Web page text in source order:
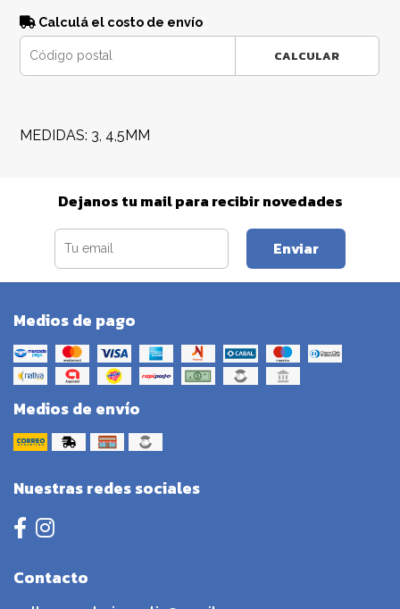
Calculá el costo de envío
CALCULAR
MEDIDAS: 3, 4,5MM
Dejanos tu mail para recibir novedades
Enviar
Medios de pago
Medios de envío
Nuestras redes sociales
Contacto